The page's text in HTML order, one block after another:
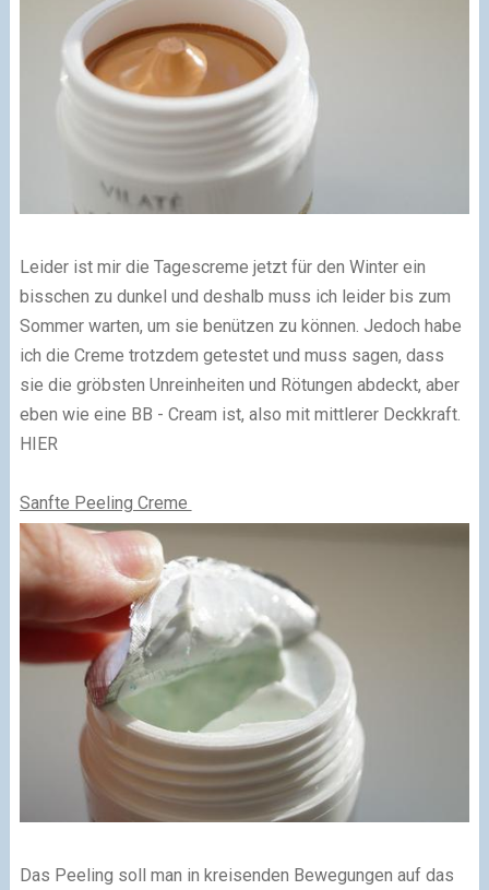
Leider ist mir die Tagescreme jetzt für den Winter ein
bisschen zu dunkel und deshalb muss ich leider bis zum
Sommer warten, um sie benützen zu können. Jedoch habe
ich die Creme trotzdem getestet und muss sagen, dass
sie die gröbsten Unreinheiten und Rötungen abdeckt, aber
eben wie eine BB - Cream ist, also mit mittlerer Deckkraft.
HIER
Sanfte Peeling Creme
Das Peeling soll man in kreisenden Bewegungen auf das